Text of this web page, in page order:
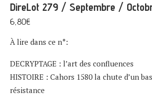
DireLot 279 / Septembre /
6,80€
À lire dans ce n°:
DECRYPTAGE : l’art des confluences
HISTOIRE : Cahors 1580 la chute d’un
résistance